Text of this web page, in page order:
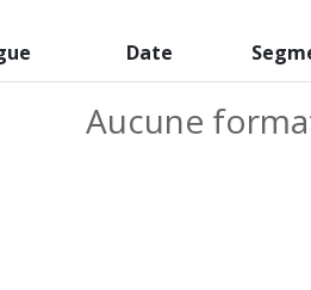
Date
Aucune